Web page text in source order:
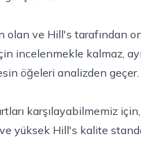
olan ve Hill's
incelenmekle kalmaz,
öğeleri analizden geçer.
karşılayabilmemiz
yüksek Hill's kalite